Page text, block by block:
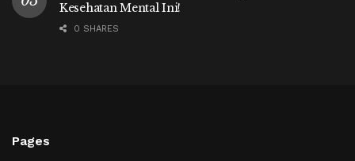
Kesehatan Mental Ini!
0 SHARES
Pages